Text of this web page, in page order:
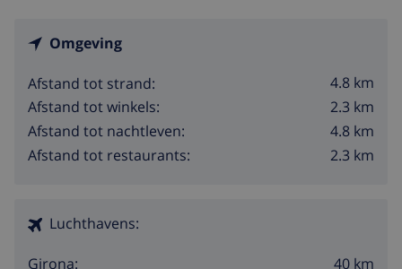
Omgeving
Afstand tot strand:
4.8 km
Afstand tot winkels:
2.3 km
Afstand tot nachtleven:
4.8 km
Afstand tot restaurants:
2.3 km
Luchthavens:
Girona: 40 km